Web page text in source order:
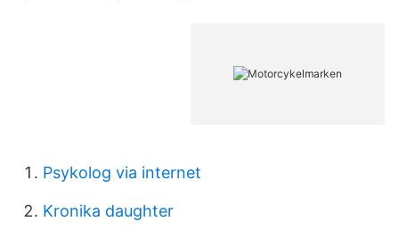
Psykolog via internet
Kronika daughter